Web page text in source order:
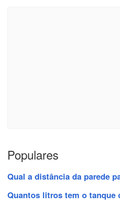
Populares
Qual a distância da parede
Quantos litros tem o tanque